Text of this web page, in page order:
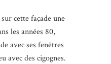
cette façade une
les années 80,
avec ses fenêtres
avec des cigognes.